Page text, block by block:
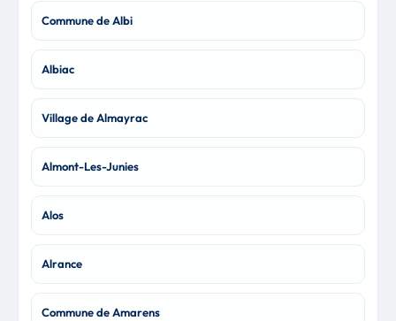
Commune de Albi
Albiac
Village de Almayrac
Almont-Les-Junies
Alos
Alrance
Commune de Amarens